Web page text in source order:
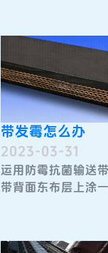
带发霉怎么办
2023-03-31
运用防霉抗菌输送
带背面东布层上涂